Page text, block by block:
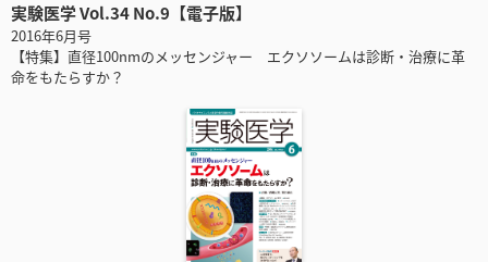
実験医学 Vol.34 No.9【電子版】
2016年6月号
【特集】直径100nmのメッセンジャー エクソソームは診断・治療に革
命をもたらすか？